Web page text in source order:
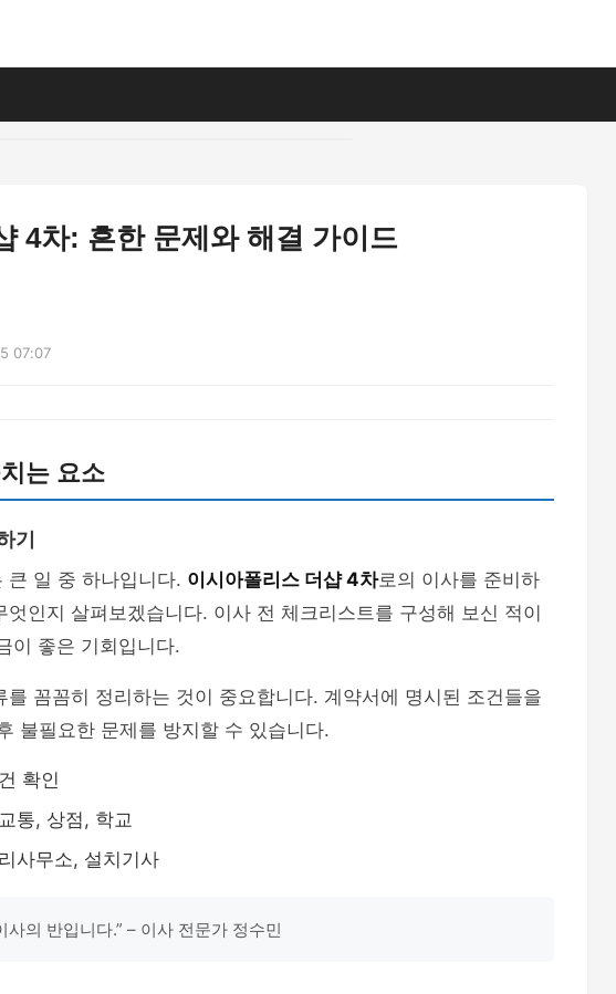
4차: 흔한 문제와 해결 가이드
07:07
는 요소
기
큰 일 중 하나입니다. 이시아폴리스 더샵 4차로의 이사를 준비하
엇인지 살펴보겠습니다. 이사 전 체크리스트를 구성해 보신 적이
이 좋은 기회입니다.
를 꼼꼼히 정리하는 것이 중요합니다. 계약서에 명시된 조건들을
불필요한 문제를 방지할 수 있습니다.
확인
통, 상점, 학교
사무소, 설치기사
의 반입니다.” – 이사 전문가 정수민